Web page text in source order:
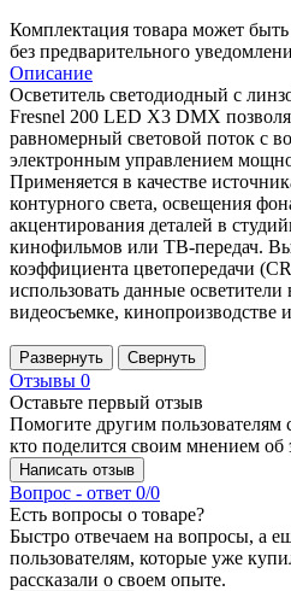
Комплектация товара может
без предварительного
Описание
Осветитель светодиодный с
Fresnel 200 LED X3 DMX
равномерный световой поток с
электронным управлением
Применяется в качестве
контурного света, освещения
акцентирования деталей в
кинофильмов или ТВ-передач.
коэффициента цветопередачи
использовать данные
видеосъемке, кинопроизводстве
Развернуть Свернуть
Отзывы 0
Оставьте первый отзыв
Помогите другим
кто поделится своим мнением об
Написать отзыв
Вопрос - ответ 0/0
Есть вопросы о товаре?
Быстро отвечаем на вопросы, а
пользователям, которые уже
рассказали о своем опыте.